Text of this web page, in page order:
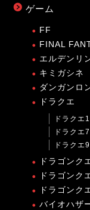
ゲーム
FF
FINAL
エルデンリ
キミガシネ
ダンガンロ
ドラクエ
ドラクエ
ドラクエ7
ドラクエ9
ドラゴンク
ドラゴンク
ドラゴンク
バイオハザ